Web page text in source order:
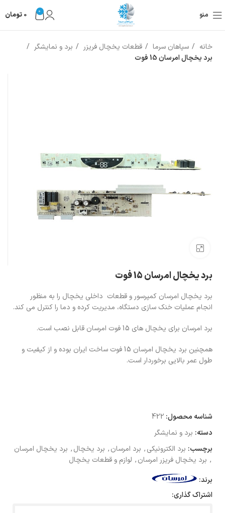
منو 0
0 تومان
خانه سپاهان سرما قطعات یخچال فریزر
برد و نمایشگر
برد یخچال امرسان 15 فوت
برد یخچال امرسان 15 فوت
برد یخچال امرسان کمپرسور و قطعات داخلی یخچال را به منظور
انجام عملیات خنک سازی دستگاه، مدیریت کرده و دما را کنترل می کند.
برد امرسان برای یخچال های 15 فوت امرسان قابل نصب است.
همچنین برد یخچال امرسان 15 فوت ساخت ایران بوده و از کیفیت و
طول عمر بالایی برخوردار است.
شناسه محصول: 422
دسته: برد و نمایشگر
برچسب: برد الکترونیکی, برد امرسان, برد یخچال, برد یخچال امرسان
, برد یخچال فریزر امرسان, لوازم و قطعات یخچال
برند:
اشتراک گذاری: